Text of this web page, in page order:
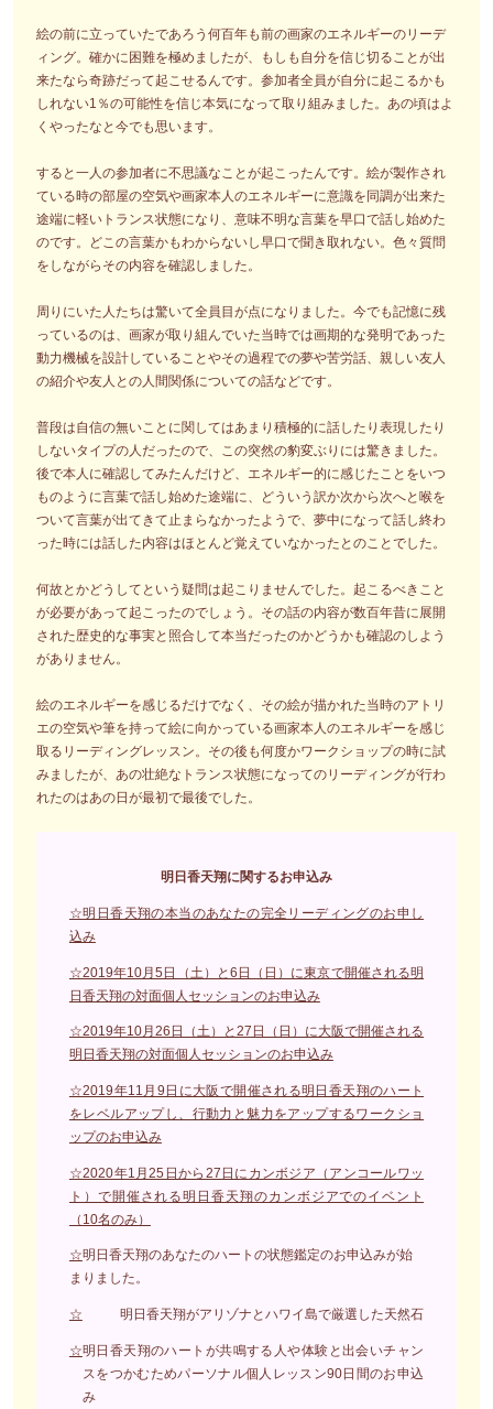
絵の前に立っていたであろう何百年も前の画家のエネルギーのリーデ
ィング。確かに困難を極めましたが、もしも自分を信じ切ることが出
来たなら奇跡だって起こせるんです。参加者全員が自分に起こるかも
しれない1％の可能性を信じ本気になって取り組みました。あの頃はよ
くやったなと今でも思います。
すると一人の参加者に不思議なことが起こったんです。絵が製作され
ている時の部屋の空気や画家本人のエネルギーに意識を同調が出来た
途端に軽いトランス状態になり、意味不明な言葉を早口で話し始めた
のです。どこの言葉かもわからないし早口で聞き取れない。色々質問
をしながらその内容を確認しました。
周りにいた人たちは驚いて全員目が点になりました。今でも記憶に残
っているのは、画家が取り組んでいた当時では画期的な発明であった
動力機械を設計していることやその過程での夢や苦労話、親しい友人
の紹介や友人との人間関係についての話などです。
普段は自信の無いことに関してはあまり積極的に話したり表現したり
しないタイプの人だったので、この突然の豹変ぶりには驚きました。
後で本人に確認してみたんだけど、エネルギー的に感じたことをいつ
ものように言葉で話し始めた途端に、どういう訳か次から次へと喉を
ついて言葉が出てきて止まらなかったようで、夢中になって話し終わ
った時には話した内容はほとんど覚えていなかったとのことでした。
何故とかどうしてという疑問は起こりませんでした。起こるべきこと
が必要があって起こったのでしょう。その話の内容が数百年昔に展開
された歴史的な事実と照合して本当だったのかどうかも確認のしよう
がありません。
絵のエネルギーを感じるだけでなく、その絵が描かれた当時のアトリ
エの空気や筆を持って絵に向かっている画家本人のエネルギーを感じ
取るリーディングレッスン。その後も何度かワークショップの時に試
みましたが、あの壮絶なトランス状態になってのリーディングが行わ
れたのはあの日が最初で最後でした。
明日香天翔に関するお申込み
☆明日香天翔の本当のあなたの完全リーディングのお申し
込み
☆2019年10月5日（土）と6日（日）に東京で開催される明
日香天翔の対面個人セッションのお申込み
☆2019年10月26日（土）と27日（日）に大阪で開催される
明日香天翔の対面個人セッションのお申込み
☆2019年11月9日に大阪で開催される明日香天翔のハート
をレベルアップし、行動力と魅力をアップするワークショ
ップのお申込み
☆2020年1月25日から27日にカンボジア（アンコールワッ
ト）で開催される明日香天翔のカンボジアでのイベント
（10名のみ）
☆明日香天翔のあなたのハートの状態鑑定のお申込みが始
まりました。
☆ 明日香天翔がアリゾナとハワイ島で厳選した天然石
☆明日香天翔のハートが共鳴する人や体験と出会いチャン
スをつかむためパーソナル個人レッスン90日間のお申込
み